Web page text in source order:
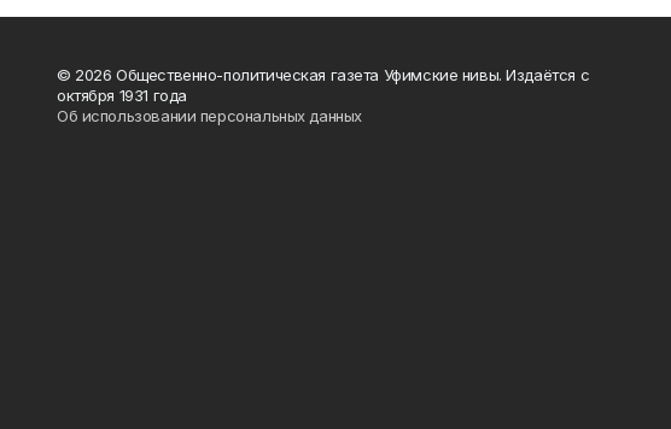
© 2026 Общественно-политическая газета Уфимские нивы. Издаётся с
октября 1931 года
Об использовании персональных данных